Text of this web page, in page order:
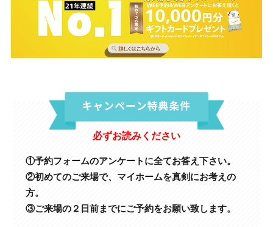
必ずお読みください
①予約フォームのアンケートに全てお答え下さい。
②初めてのご来場で、マイホームを真剣にお考えの
方。
③ご来場の２日前までにご予約をお願い致します。